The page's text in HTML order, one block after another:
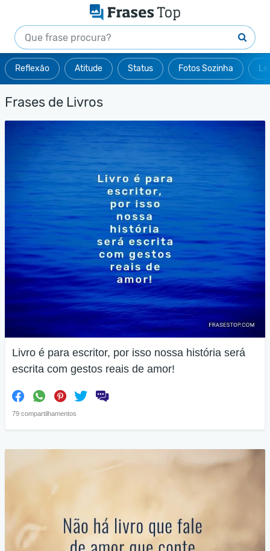
Reflexão Atitude Status Fotos Sozinha
Frases de Livros
Livro é para escritor, por isso nossa história será
escrita com gestos reais de amor!
79 compartilhamentos